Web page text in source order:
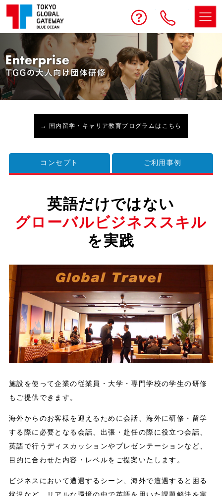
お問い合わせ電話
→ 国内留学・キャリア教育プログラムはこちら
コンセプト ご利用事例
英語だけではない
グローバルビジネススキル
を実践
施設を使って企業の従業員・大学・専門学校の学生の研修
もご提供できます。
海外からのお客様を迎えるために会話、海外に研修・留学
する際に必要となる会話、出張・赴任の際に役立つ会話、
英語で行うディスカッションやプレゼンテーションなど、
目的に合わせた内容・レベルをご提案いたします。
ビジネスにおいて遭遇するシーン、海外で遭遇すると困る